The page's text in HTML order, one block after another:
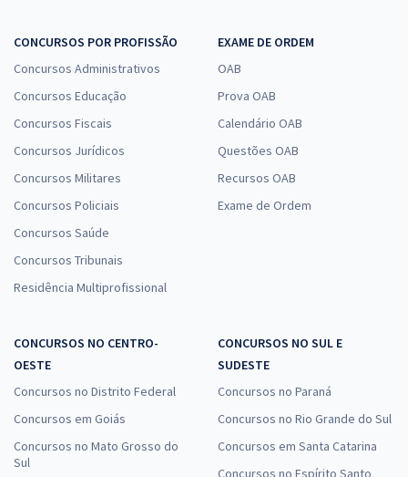
CONCURSOS POR PROFISSÃO
Concursos Administrativos
Concursos Educação
Concursos Fiscais
Concursos Jurídicos
Concursos Militares
Concursos Policiais
Concursos Saúde
Concursos Tribunais
Residência Multiprofissional
EXAME DE ORDEM
OAB
Prova OAB
Calendário OAB
Questões OAB
Recursos OAB
Exame de Ordem
CONCURSOS NO CENTRO-
OESTE
Concursos no Distrito Federal
Concursos em Goiás
Concursos no Mato Grosso do
Sul
CONCURSOS NO SUL E
SUDESTE
Concursos no Paraná
Concursos no Rio Grande do Sul
Concursos em Santa Catarina
Concursos no Espírito Santo